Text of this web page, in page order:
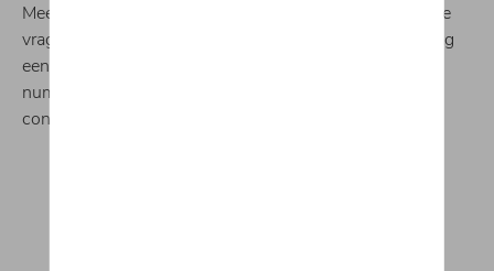
Meer informatie, alle voordelen, functies en veelgestelde
vragen vind je terug via onderstaande knop. Wil je graag
een van onze medewerkers spreken? Bel dan naar het
nummer 014 21 27 76 of kom gerust langs in onze
concessie.